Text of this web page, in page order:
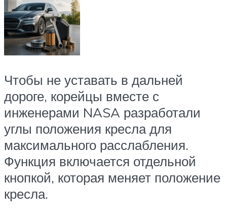
Чтобы не уставать в дальней
дороге, корейцы вместе с
инженерами NASA разработали
углы положения кресла для
максимального расслабления.
Функция включается отдельной
кнопкой, которая меняет положение
кресла.